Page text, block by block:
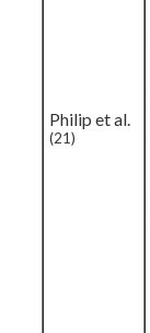
Philip et al.
(21)